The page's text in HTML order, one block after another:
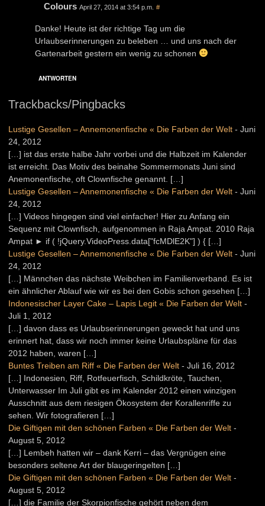
Colours April 27, 2014 at 3:54 p.m. #
Danke! Heute ist der richtige Tag um die
Urlaubserinnerungen zu beleben … und uns nach der
Gartenarbeit gestern ein wenig zu schonen
ANTWORTEN
Trackbacks/Pingbacks
Lustige Gesellen – Annemonenfische « Die Farben der Welt - Juni
24, 2012
[…] ist das erste halbe Jahr vorbei und die Halbzeit im Kalender
ist erreicht. Das Motiv des beinahe Sommermonats Juni sind
Anemonenfische, oft Clownfische genannt. […]
Lustige Gesellen – Annemonenfische « Die Farben der Welt - Juni
24, 2012
[…] Videos hingegen sind viel einfacher! Hier zu Anfang ein
Sequenz mit Clownfisch, aufgenommen in Raja Ampat. 2010 Raja
Ampat ► if ( !jQuery.VideoPress.data["fcMDlE2K"] ) { […]
Lustige Gesellen – Annemonenfische « Die Farben der Welt - Juni
24, 2012
[…] Männchen das nächste Weibchen im Familienverband. Es ist
ein ähnlicher Ablauf wie wir es bei den Gobis schon gesehen […]
Indonesischer Layer Cake – Lapis Legit « Die Farben der Welt -
Juli 1, 2012
[…] davon dass es Urlaubserinnerungen geweckt hat und uns
erinnert hat, dass wir noch immer keine Urlaubspläne für das
2012 haben, waren […]
Buntes Treiben am Riff « Die Farben der Welt - Juli 16, 2012
[…] Indonesien, Riff, Rotfeuerfisch, Schildkröte, Tauchen,
Unterwasser Im Juli gibt es im Kalender 2012 einen winzigen
Ausschnitt aus dem riesigen Ökosystem der Korallenriffe zu
sehen. Wir fotografieren […]
Die Giftigen mit den schönen Farben « Die Farben der Welt -
August 5, 2012
[…] Lembeh hatten wir – dank Kerri – das Vergnügen eine
besonders seltene Art der blaugeringelten […]
Die Giftigen mit den schönen Farben « Die Farben der Welt -
August 5, 2012
[…] die Familie der Skorpionfische gehört neben dem